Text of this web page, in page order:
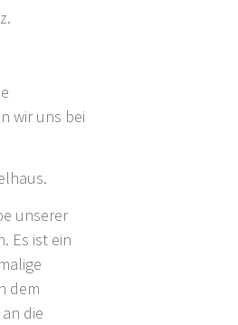
wir uns bei
unserer
Es ist ein
dem
die